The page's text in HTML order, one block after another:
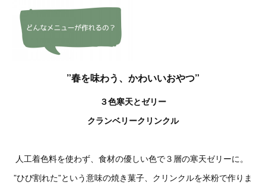
”春を味わう、かわいいおやつ”
３色寒天とゼリー
クランベリークリンクル
人工着色料を使わず、食材の優しい色で３層の寒天ゼリーに。
”ひび割れた”という意味の焼き菓子、クリンクルを米粉で作りま